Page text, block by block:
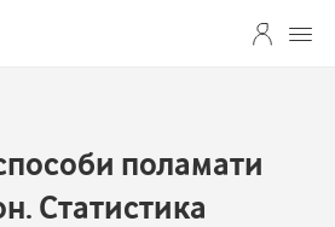
поламати
Статистика